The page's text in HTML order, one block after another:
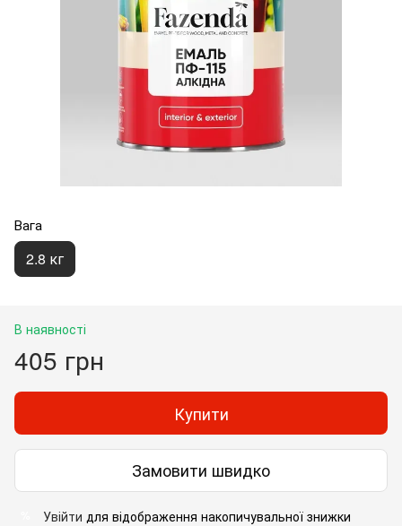
Вага
2.8 кг
В наявності
405 грн
Купити
Замовити швидко
Увійти для відображення накопичувальної знижки